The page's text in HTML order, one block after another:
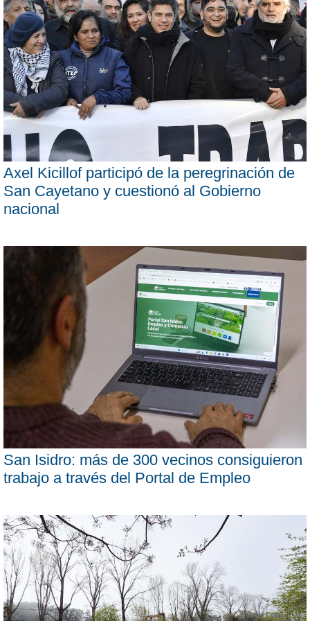
Axel Kicillof participó de la peregrinación de
San Cayetano y cuestionó al Gobierno
nacional
San Isidro: más de 300 vecinos consiguieron
trabajo a través del Portal de Empleo